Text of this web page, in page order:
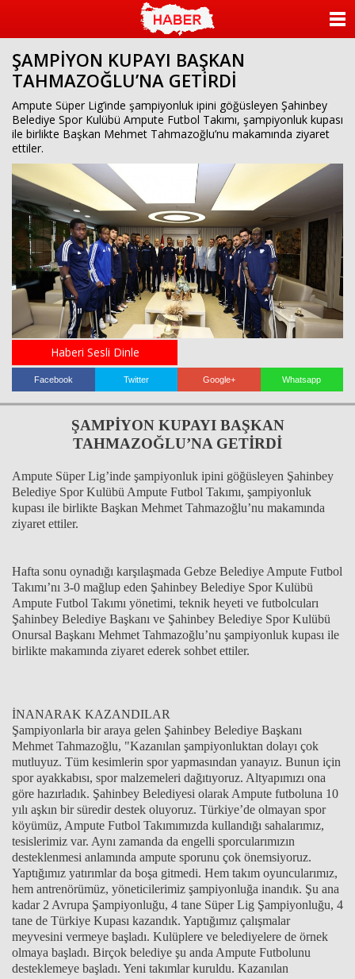
ŞAMPİYON KUPAYI BAŞKAN
TAHMAZOĞLU’NA GETİRDİ
Ampute Süper Lig’inde şampiyonluk ipini göğüsleyen Şahinbey
Belediye Spor Kulübü Ampute Futbol Takımı, şampiyonluk kupası
ile birlikte Başkan Mehmet Tahmazoğlu’nu makamında ziyaret
ettiler.
Haberi Sesli Dinle
Facebook Twitter Google+ Whatsapp
ŞAMPİYON KUPAYI BAŞKAN
TAHMAZOĞLU’NA GETİRDİ
Ampute Süper Lig’inde şampiyonluk ipini göğüsleyen Şahinbey
Belediye Spor Kulübü Ampute Futbol Takımı, şampiyonluk
kupası ile birlikte Başkan Mehmet Tahmazoğlu’nu makamında
ziyaret ettiler.
Hafta sonu oynadığı karşılaşmada Gebze Belediye Ampute Futbol
Takımı’nı 3-0 mağlup eden Şahinbey Belediye Spor Kulübü
Ampute Futbol Takımı yönetimi, teknik heyeti ve futbolcuları
Şahinbey Belediye Başkanı ve Şahinbey Belediye Spor Kulübü
Onursal Başkanı Mehmet Tahmazoğlu’nu şampiyonluk kupası ile
birlikte makamında ziyaret ederek sohbet ettiler.
İNANARAK KAZANDILAR
Şampiyonlarla bir araya gelen Şahinbey Belediye Başkanı
Mehmet Tahmazoğlu, "Kazanılan şampiyonluktan dolayı çok
mutluyuz. Tüm kesimlerin spor yapmasından yanayız. Bunun için
spor ayakkabısı, spor malzemeleri dağıtıyoruz. Altyapımızı ona
göre hazırladık. Şahinbey Belediyesi olarak Ampute futboluna 10
yılı aşkın bir süredir destek oluyoruz. Türkiye’de olmayan spor
köyümüz, Ampute Futbol Takımımızda kullandığı sahalarımız,
tesislerimiz var. Aynı zamanda da engelli sporcularımızın
desteklenmesi anlamında ampute sporunu çok önemsiyoruz.
Yaptığımız yatırımlar da boşa gitmedi. Hem takım oyuncularımız,
hem antrenörümüz, yöneticilerimiz şampiyonluğa inandık. Şu ana
kadar 2 Avrupa Şampiyonluğu, 4 tane Süper Lig Şampiyonluğu, 4
tane de Türkiye Kupası kazandık. Yaptığımız çalışmalar
meyvesini vermeye başladı. Kulüplere ve belediyelere de örnek
olmaya başladı. Birçok belediye şu anda Ampute Futbolunu
desteklemeye başladı. Yeni takımlar kuruldu. Kazanılan
KATEGORİLER
ANKETLER
VİDEO GALERİ
KÜNYE
İLETİŞİM